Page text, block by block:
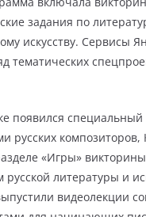
задания по
искусству. Сервисы
тематических
появился специальный
русских композиторов,
«Игры»
литературы и
видеолекции